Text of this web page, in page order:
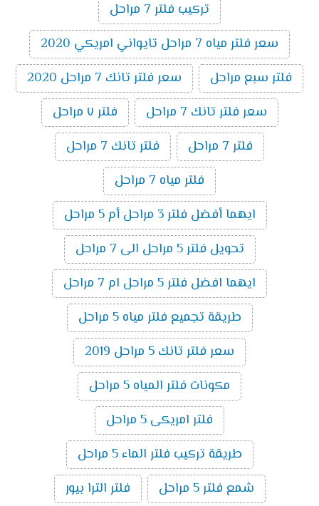
تركيب فلتر 7 مراحل
سعر فلتر مياه 7 مراحل تايواني امريكي 2020
فلتر سبع مراحل
سعر فلتر تانك 7 مراحل 2020
سعر فلتر تانك 7 مراحل
فلتر ٧ مراحل
فلتر 7 مراحل
فلتر تانك 7 مراحل
فلتر مياه 7 مراحل
ايهما أفضل فلتر 3 مراحل أم 5 مراحل
تحويل فلتر 5 مراحل الى 7 مراحل
ايهما افضل فلتر 5 مراحل ام 7 مراحل
طريقة تجميع فلتر مياه 5 مراحل
سعر فلتر تانك 5 مراحل 2019
مكونات فلتر المياه 5 مراحل
فلتر امريكى 5 مراحل
طريقة تركيب فلتر الماء 5 مراحل
شمع فلتر 5 مراحل
فلتر الترا بيور